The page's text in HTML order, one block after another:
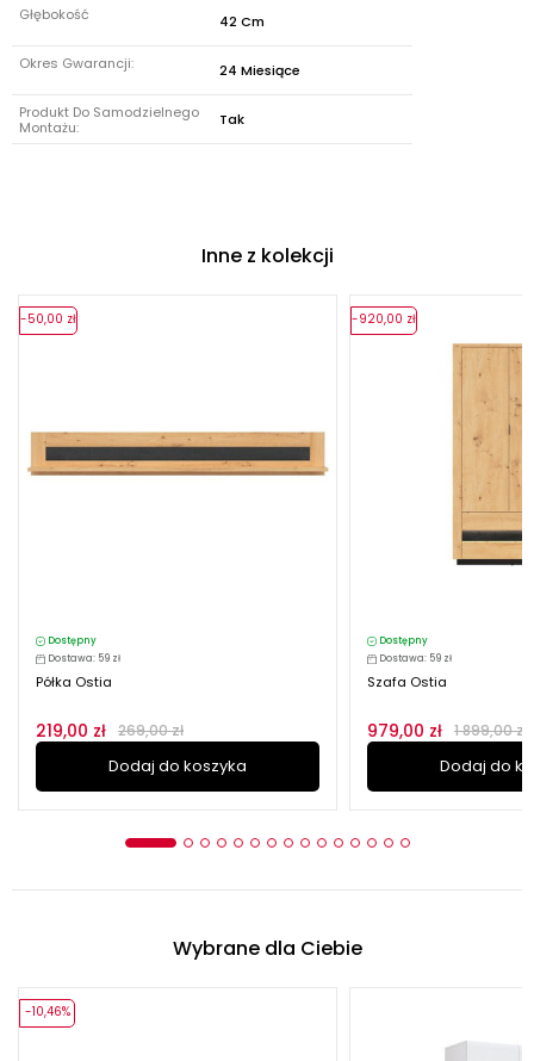
Głębokość 42 Cm
Okres Gwarancji: 24 Miesiące
Produkt Do Samodzielnego
Montażu:
Tak
Inne z kolekcji
Dostępny
Dostawa: 59 zł
Półka Ostia
219,00 zł 269,00 zł
Dodaj do koszyka
-50,00 zł
Dostępny
Dostawa: 59 zł
Szafa Ostia
979,00 zł 1 899,00 zł
Dodaj do
-920,00 zł
Wybrane dla Ciebie
-10,46%